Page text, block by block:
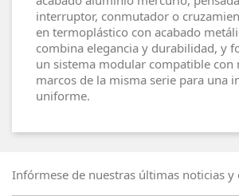
interruptor, conmutador o
en termoplástico con acabado
combina elegancia y durabilidad, y
un sistema modular compatible con
marcos de la misma serie para una
uniforme.
Infórmese de nuestras últimas noticias y